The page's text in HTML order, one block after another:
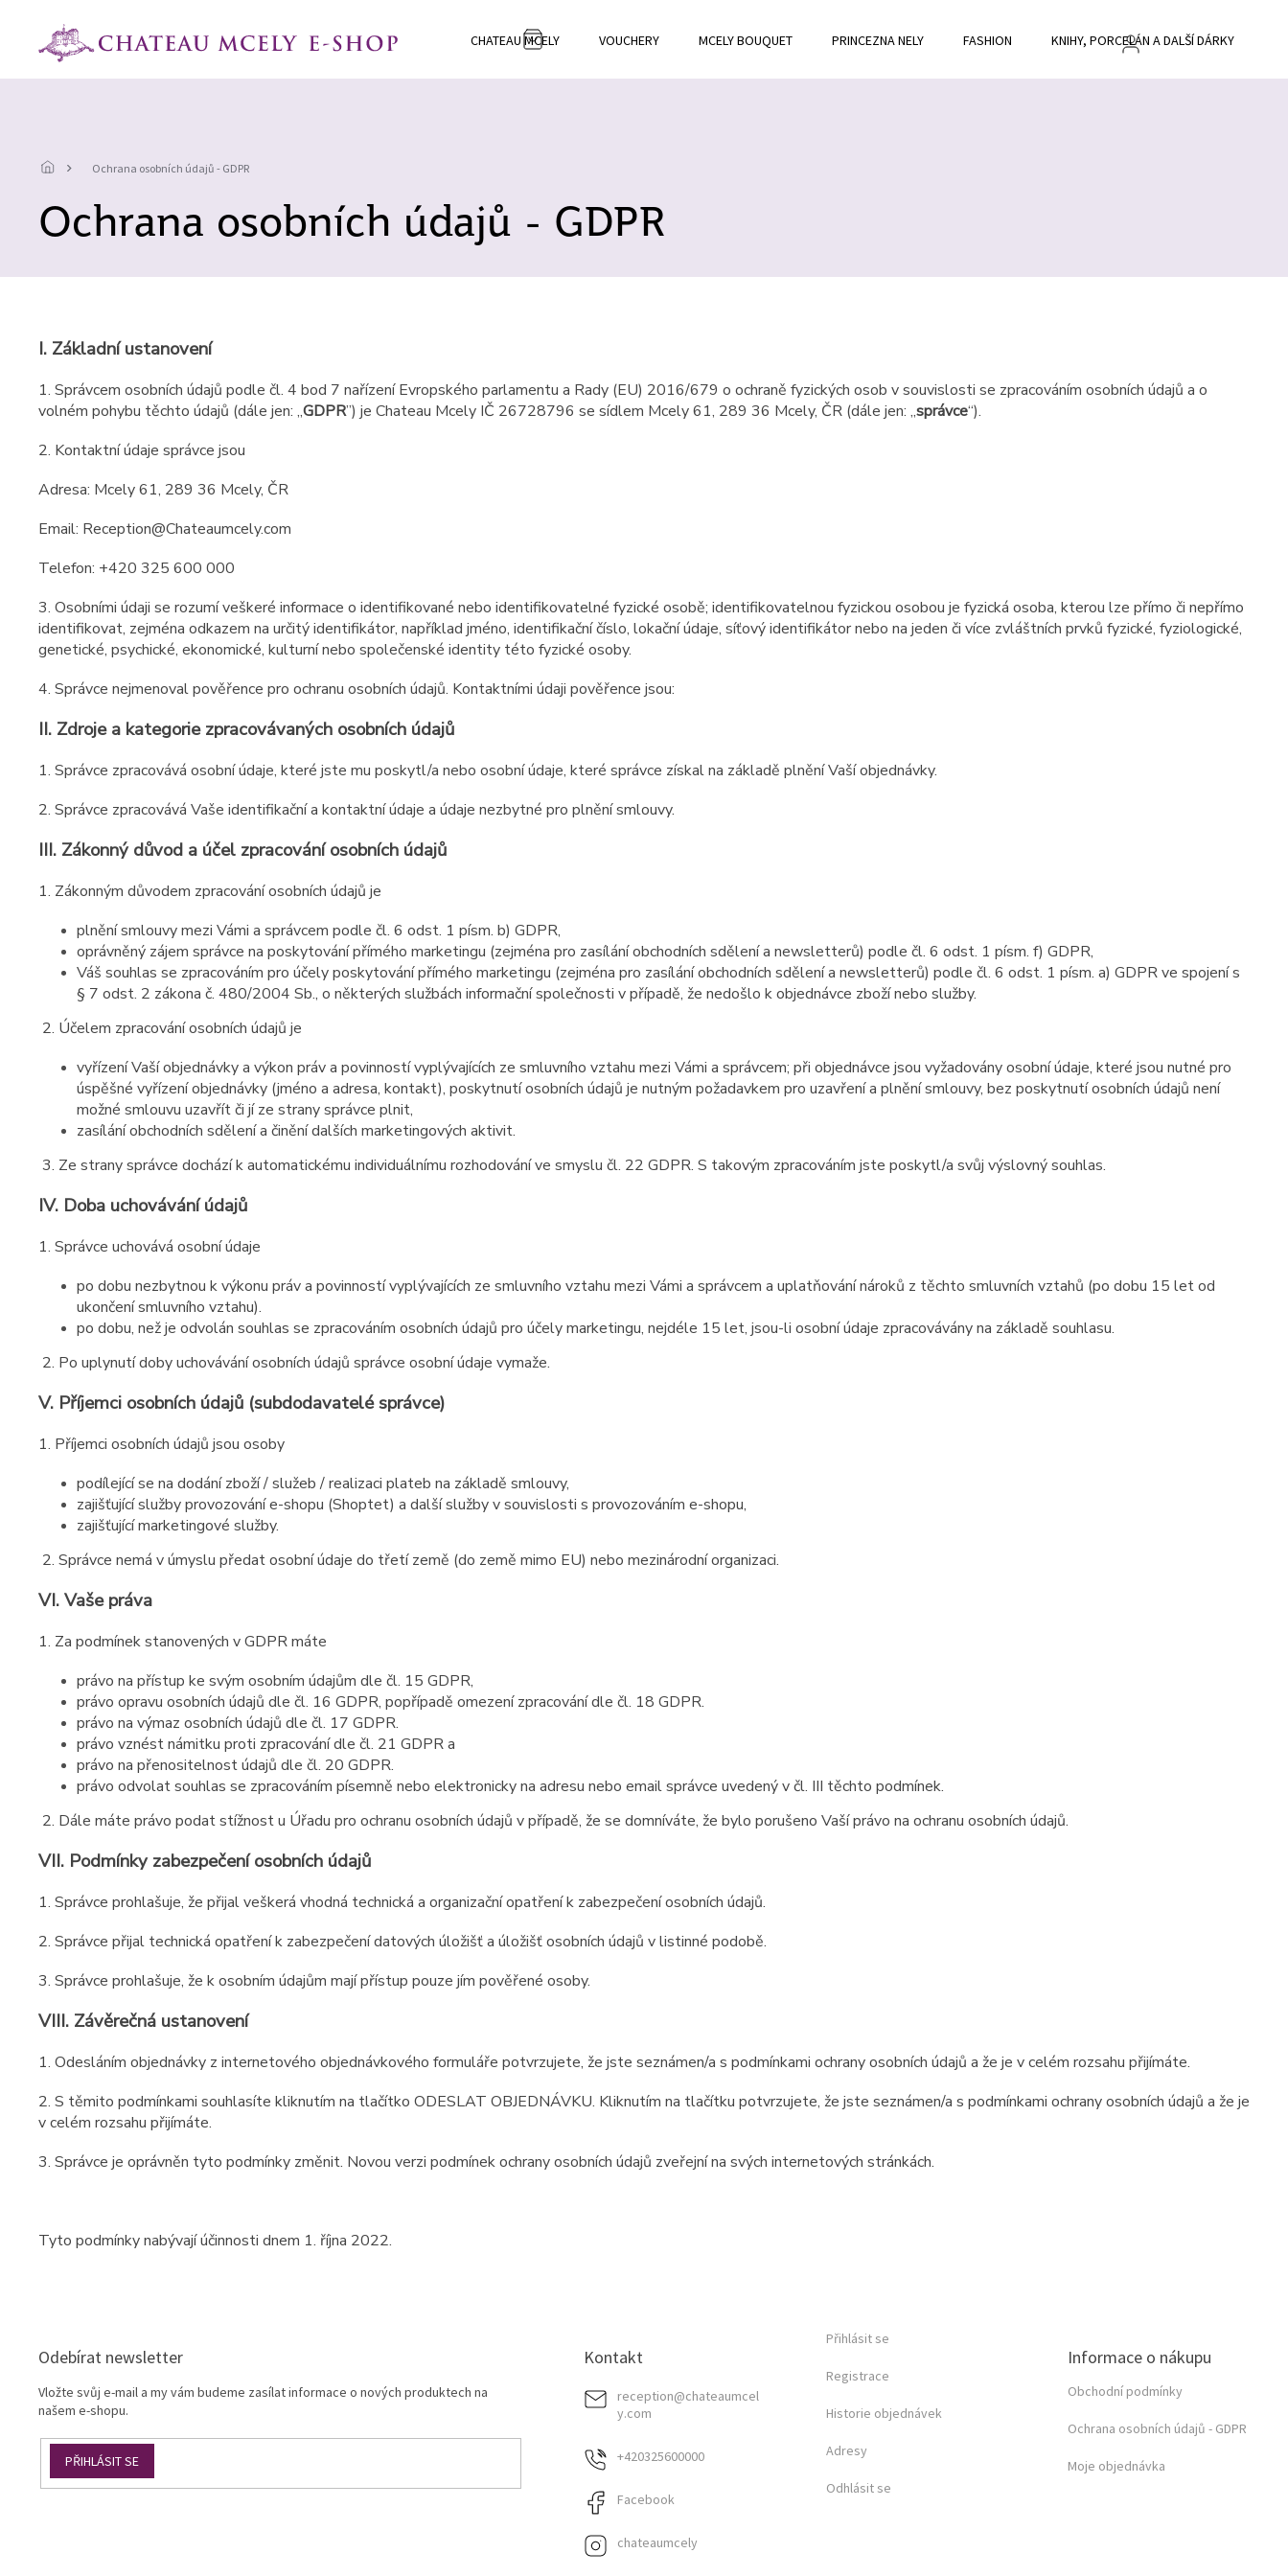
NÁKUPNÍ
CHATEAU MCELY VOUCHERY MCELY BOUQUET PRINCEZNA NELY FASHION KNIHY, PORCELÁN A DALŠÍ DÁRKY
Ochrana osobních údajů - GDPR
Ochrana osobních údajů - GDPR
I. Základní ustanovení
1. Správcem osobních údajů podle čl. 4 bod 7 nařízení Evropského parlamentu a Rady (EU) 2016/679 o ochraně fyzických osob v souvislosti se zpracováním osobních údajů a o
volném pohybu těchto údajů (dále jen: „GDPR”) je Chateau Mcely IČ 26728796 se sídlem Mcely 61, 289 36 Mcely, ČR (dále jen: „správce“).
2. Kontaktní údaje správce jsou
Adresa: Mcely 61, 289 36 Mcely, ČR
Email: Reception@Chateaumcely.com
Telefon: +420 325 600 000
3. Osobními údaji se rozumí veškeré informace o identifikované nebo identifikovatelné fyzické osobě; identifikovatelnou fyzickou osobou je fyzická osoba, kterou lze přímo či nepřímo
identifikovat, zejména odkazem na určitý identifikátor, například jméno, identifikační číslo, lokační údaje, síťový identifikátor nebo na jeden či více zvláštních prvků fyzické, fyziologické,
genetické, psychické, ekonomické, kulturní nebo společenské identity této fyzické osoby.
4. Správce nejmenoval pověřence pro ochranu osobních údajů. Kontaktními údaji pověřence jsou:
II. Zdroje a kategorie zpracovávaných osobních údajů
1. Správce zpracovává osobní údaje, které jste mu poskytl/a nebo osobní údaje, které správce získal na základě plnění Vaší objednávky.
2. Správce zpracovává Vaše identifikační a kontaktní údaje a údaje nezbytné pro plnění smlouvy.
III. Zákonný důvod a účel zpracování osobních údajů
1. Zákonným důvodem zpracování osobních údajů je
plnění smlouvy mezi Vámi a správcem podle čl. 6 odst. 1 písm. b) GDPR,
oprávněný zájem správce na poskytování přímého marketingu (zejména pro zasílání obchodních sdělení a newsletterů) podle čl. 6 odst. 1 písm. f) GDPR,
Váš souhlas se zpracováním pro účely poskytování přímého marketingu (zejména pro zasílání obchodních sdělení a newsletterů) podle čl. 6 odst. 1 písm. a) GDPR ve spojení s
§ 7 odst. 2 zákona č. 480/2004 Sb., o některých službách informační společnosti v případě, že nedošlo k objednávce zboží nebo služby.
2. Účelem zpracování osobních údajů je
vyřízení Vaší objednávky a výkon práv a povinností vyplývajících ze smluvního vztahu mezi Vámi a správcem; při objednávce jsou vyžadovány osobní údaje, které jsou nutné pro
úspěšné vyřízení objednávky (jméno a adresa, kontakt), poskytnutí osobních údajů je nutným požadavkem pro uzavření a plnění smlouvy, bez poskytnutí osobních údajů není
možné smlouvu uzavřít či jí ze strany správce plnit,
zasílání obchodních sdělení a činění dalších marketingových aktivit.
3. Ze strany správce dochází k automatickému individuálnímu rozhodování ve smyslu čl. 22 GDPR. S takovým zpracováním jste poskytl/a svůj výslovný souhlas.
IV. Doba uchovávání údajů
1. Správce uchovává osobní údaje
po dobu nezbytnou k výkonu práv a povinností vyplývajících ze smluvního vztahu mezi Vámi a správcem a uplatňování nároků z těchto smluvních vztahů (po dobu 15 let od
ukončení smluvního vztahu).
po dobu, než je odvolán souhlas se zpracováním osobních údajů pro účely marketingu, nejdéle 15 let, jsou-li osobní údaje zpracovávány na základě souhlasu.
2. Po uplynutí doby uchovávání osobních údajů správce osobní údaje vymaže.
V. Příjemci osobních údajů (subdodavatelé správce)
1. Příjemci osobních údajů jsou osoby
podílející se na dodání zboží / služeb / realizaci plateb na základě smlouvy,
zajišťující služby provozování e-shopu (Shoptet) a další služby v souvislosti s provozováním e-shopu,
zajišťující marketingové služby.
2. Správce nemá v úmyslu předat osobní údaje do třetí země (do země mimo EU) nebo mezinárodní organizaci.
VI.Vaše práva
1. Za podmínek stanovených v GDPR máte
právo na přístup ke svým osobním údajům dle čl. 15 GDPR,
právo opravu osobních údajů dle čl. 16 GDPR, popřípadě omezení zpracování dle čl. 18 GDPR.
právo na výmaz osobních údajů dle čl. 17 GDPR.
právo vznést námitku proti zpracování dle čl. 21 GDPR a
právo na přenositelnost údajů dle čl. 20 GDPR.
právo odvolat souhlas se zpracováním písemně nebo elektronicky na adresu nebo email správce uvedený v čl. III těchto podmínek.
2. Dále máte právo podat stížnost u Úřadu pro ochranu osobních údajů v případě, že se domníváte, že bylo porušeno Vaší právo na ochranu osobních údajů.
VII. Podmínky zabezpečení osobních údajů
1. Správce prohlašuje, že přijal veškerá vhodná technická a organizační opatření k zabezpečení osobních údajů.
2. Správce přijal technická opatření k zabezpečení datových úložišť a úložišť osobních údajů v listinné podobě.
3. Správce prohlašuje, že k osobním údajům mají přístup pouze jím pověřené osoby.
VIII. Závěrečná ustanovení
1. Odesláním objednávky z internetového objednávkového formuláře potvrzujete, že jste seznámen/a s podmínkami ochrany osobních údajů a že je v celém rozsahu přijímáte.
2. S těmito podmínkami souhlasíte kliknutím na tlačítko ODESLAT OBJEDNÁVKU. Kliknutím na tlačítku potvrzujete, že jste seznámen/a s podmínkami ochrany osobních údajů a že je
v celém rozsahu přijímáte.
3. Správce je oprávněn tyto podmínky změnit. Novou verzi podmínek ochrany osobních údajů zveřejní na svých internetových stránkách.
Tyto podmínky nabývají účinnosti dnem 1. října 2022.
Odebírat newsletter
Vložte svůj e-mail a my vám budeme zasílat informace o nových produktech na
našem e-shopu.
PŘIHLÁSIT SE
Kontakt
reception@chateaumcel
y.com
+420325600000
Facebook
chateaumcely
Přihlásit se
Registrace
Historie objednávek
Adresy
Odhlásit se
Informace o nákupu
Obchodní podmínky
Ochrana osobních údajů - GDPR
Moje objednávka